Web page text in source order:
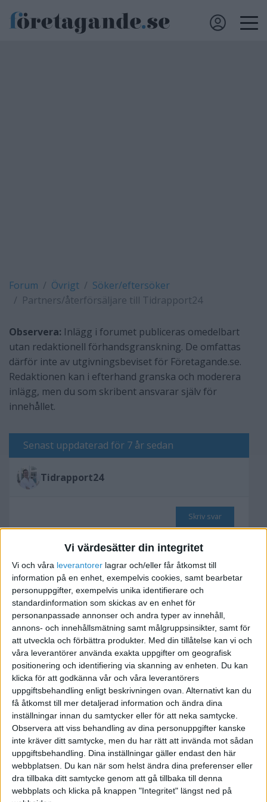
Vi värdesätter din integritet
Vi och våra leverantorer lagrar och/eller får åtkomst till
information på en enhet, exempelvis cookies, samt bearbetar
personuppgifter, exempelvis unika identifierare och
standardinformation som skickas av en enhet för
personanpassade annonser och andra typer av innehåll,
annons- och innehållsmätning samt målgruppsinsikter, samt för
att utveckla och förbättra produkter. Med din tillåtelse kan vi och
våra leverantörer använda exakta uppgifter om geografisk
positionering och identifiering via skanning av enheten. Du kan
klicka för att godkänna vår och våra leverantörers
uppgiftsbehandling enligt beskrivningen ovan. Alternativt kan du
få åtkomst till mer detaljerad information och ändra dina
inställningar innan du samtycker eller för att neka samtycke.
Observera att viss behandling av dina personuppgifter kanske
inte kräver ditt samtycke, men du har rätt att invända mot sådan
uppgiftsbehandling. Dina inställningar gäller endast den här
webbplatsen. Du kan när som helst ändra dina preferenser eller
dra tillbaka ditt samtycke genom att gå tillbaka till denna
webbplats och klicka på knappen "Integritet" längst ned på
Forum Övrigt
Söker/eftersöker
Partners/återförsäljare till Tidrapport24
Observera: Inlägg i forumet publiceras omedelbart
utan redaktionell förhandsgranskning. De omfattas
därför inte av utgivningsbeviset för Företagande.se.
Redaktionen kan i efterhand granska och moderera
inlägg, men du som skribent ansvarar själv för
innehållet.
Senast uppdaterad för 7 år sedan
Tidrapport24
Skriv svar
Partners/återförsäljare till
Tidrapport24
2019-06-24 20:59
Hej
Tidrapport24 är en app som finns på AppStore
och GooglePlay där man enkelt rapporterar sin
arbetade tid, dokumenterar arbeten,
projekthantering, fakturaskanning med mera.
Kort och gott ett program som kommer spara
mycket tid för sina kunder.
Vi söker nu återförsäljare som kommer få
förmånliga avtal.